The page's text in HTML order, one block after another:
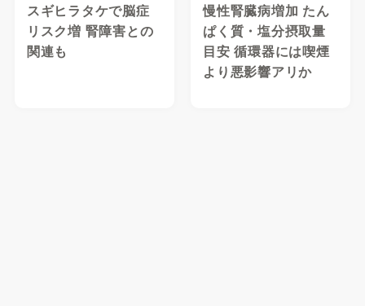
スギヒラタケで脳症
リスク増 腎障害との
関連も
慢性腎臓病増加 たん
ぱく質・塩分摂取量
目安 循環器には喫煙
より悪影響アリか